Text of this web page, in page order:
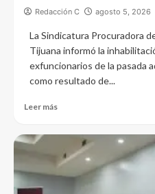
Redacción C agosto 5, 2026
La Sindicatura Procuradora
Tijuana informó la
exfuncionarios de la pasada
como resultado de...
Leer más